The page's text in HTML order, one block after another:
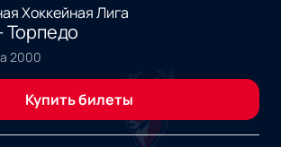
Хоккейная Лига
Торпедо
2000
Купить билеты